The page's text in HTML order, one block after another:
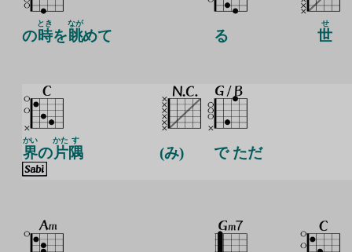
の時
とき
を 眺
なが
めて る 世
せ
界
かい
の片
かた
隅
す
(み) で ただ